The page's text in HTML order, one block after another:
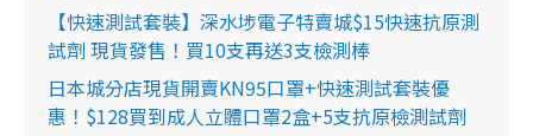
【快速測試套裝】深水埗電子特賣城$15快速抗原測
試劑 現貨發售！買10支再送3支檢測棒
日本城分店現貨開賣KN95口罩+快速測試套裝優
惠！$128買到成人立體口罩2盒+5支抗原檢測試劑